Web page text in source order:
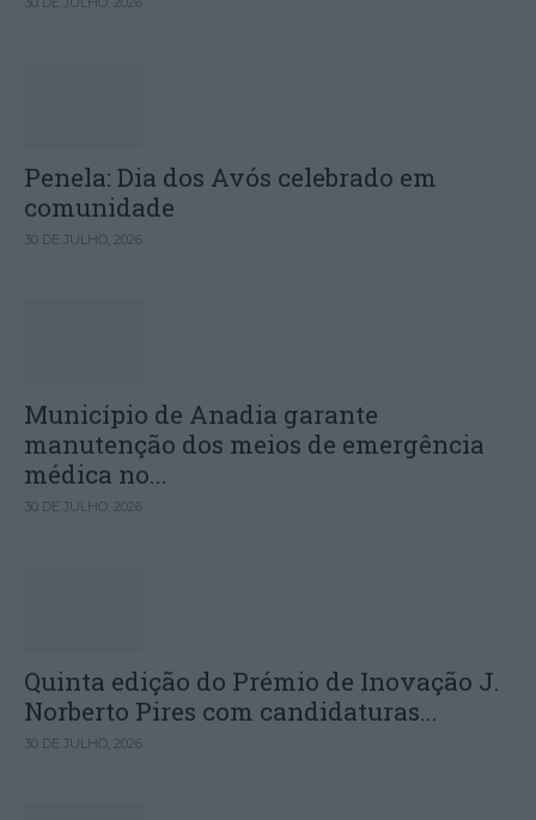
Penela: Dia dos Avós celebrado em
comunidade
30 DE JULHO, 2026
Município de Anadia garante
manutenção dos meios de emergência
médica no...
30 DE JULHO, 2026
Quinta edição do Prémio de Inovação J.
Norberto Pires com candidaturas...
30 DE JULHO, 2026